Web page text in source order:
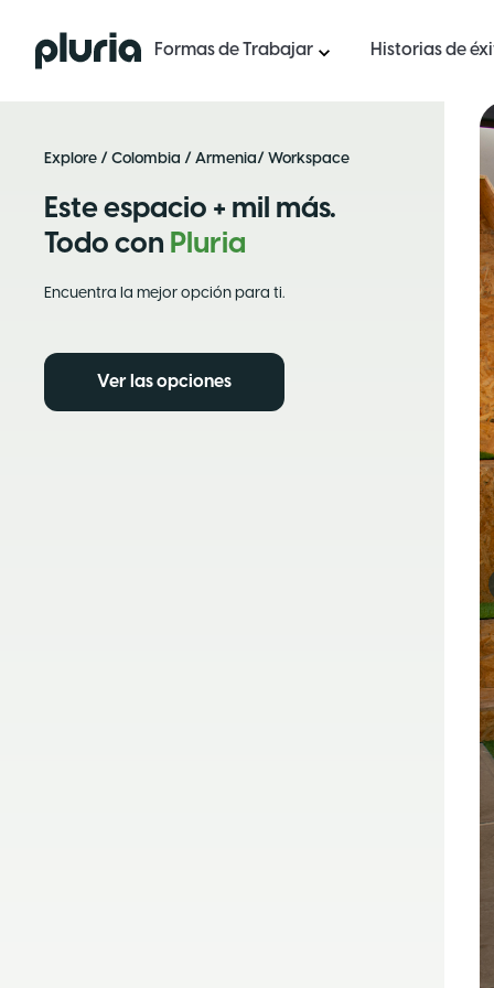
Logo Pluria Formas de Trabajar Historias de
Explore / Colombia / Armenia/ Workspace
Este espacio + mil más.
Todo con Pluria
Encuentra la mejor opción para ti.
Ver las opciones